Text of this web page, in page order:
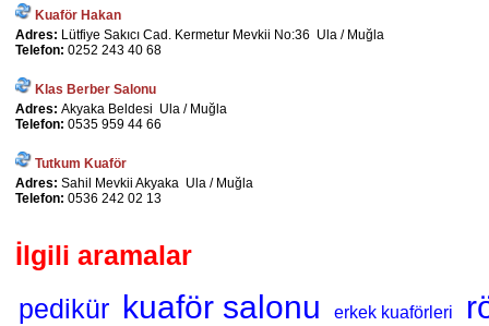
Kuaför Hakan
Adres: Lütfiye Sakıcı Cad. Kermetur Mevkii No:36 Ula / Muğla
Telefon: 0252 243 40 68
Klas Berber Salonu
Adres: Akyaka Beldesi Ula / Muğla
Telefon: 0535 959 44 66
Tutkum Kuaför
Adres: Sahil Mevkii Akyaka Ula / Muğla
Telefon: 0536 242 02 13
İlgili aramalar
pedikür kuaför salonu erkek kuaförleri